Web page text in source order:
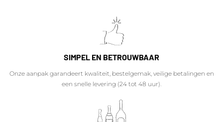
SIMPEL EN BETROUWBAAR
Onze aanpak garandeert kwaliteit, bestelgemak, veilige betalingen en
een snelle levering (24 tot 48 uur).